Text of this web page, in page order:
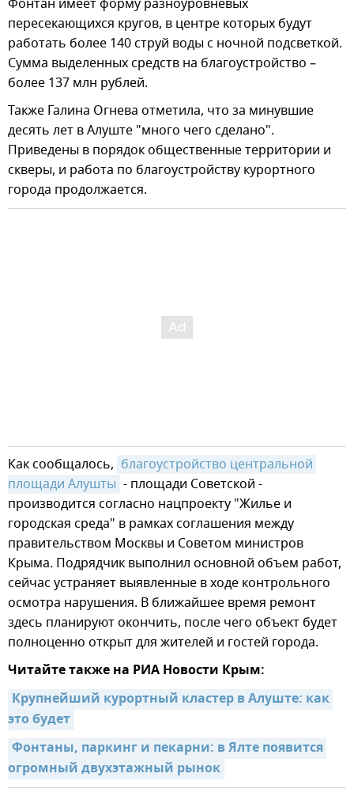
Фонтан имеет форму разноуровневых
пересекающихся кругов, в центре которых будут
работать более 140 струй воды с ночной подсветкой.
Сумма выделенных средств на благоустройство –
более 137 млн рублей.
Также Галина Огнева отметила, что за минувшие
десять лет в Алуште "много чего сделано".
Приведены в порядок общественные территории и
скверы, и работа по благоустройству курортного
города продолжается.
Как сообщалось, благоустройство центральной
площади Алушты - площади Советской -
производится согласно нацпроекту "Жилье и
городская среда" в рамках соглашения между
правительством Москвы и Советом министров
Крыма. Подрядчик выполнил основной объем работ,
сейчас устраняет выявленные в ходе контрольного
осмотра нарушения. В ближайшее время ремонт
здесь планируют окончить, после чего объект будет
полноценно открыт для жителей и гостей города.
Читайте также на РИА Новости Крым:
Крупнейший курортный кластер в Алуште: как
это будет
Фонтаны, паркинг и пекарни: в Ялте появится
огромный двухэтажный рынок